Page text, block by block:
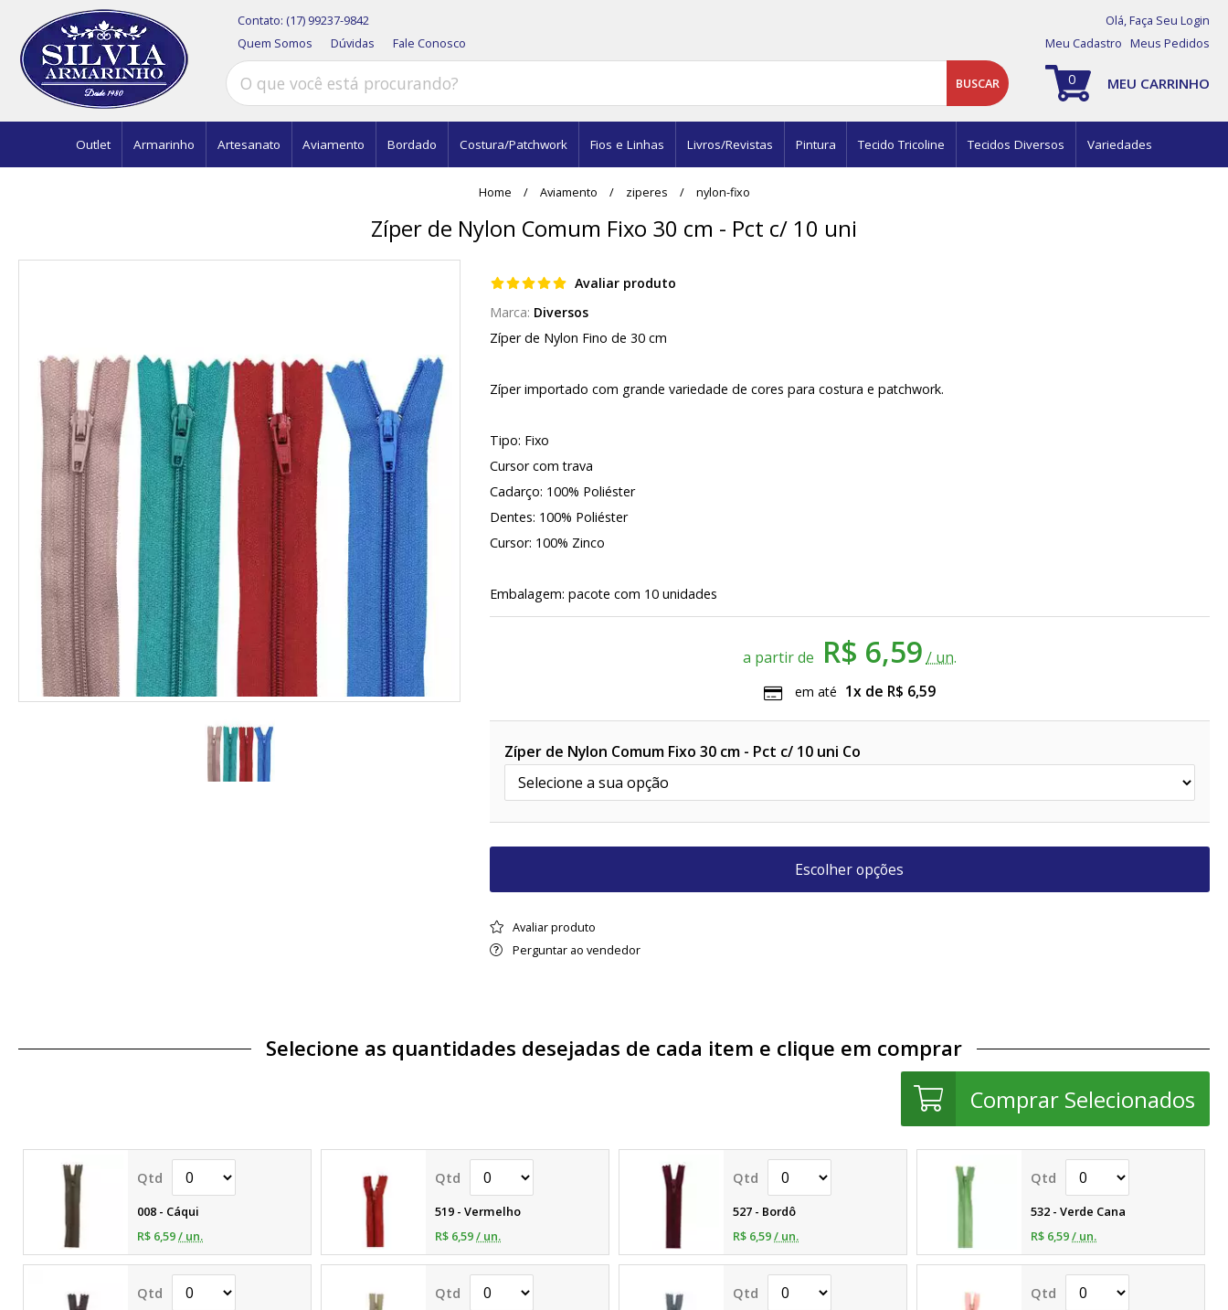
Contato: (17) 99237-9842
Quem Somos
Dúvidas Fale Conosco Meu Cadastro Meus Pedidos
Olá,Faça Seu Login
BUSCAR MEU CARRINHO
0
Outlet Armarinho Artesanato Aviamento Bordado Costura/Patchwork Fios e Linhas Livros/Revistas Pintura Tecido Tricoline Tecidos Diversos Variedades
Home Aviamento ziperes nylon-fixo
Zíper de Nylon Comum Fixo 30 cm - Pct c/ 10 uni
Avaliar produto
Diversos
Zíper de Nylon Fino de 30 cm
Zíper importado com grande variedade de cores para costura e patchwork.
Tipo: Fixo
Cursor com trava
Cadarço: 100% Poliéster
Dentes: 100% Poliéster
Cursor: 100% Zinco
Embalagem: pacote com 10 unidades
a partir de R$ 6,59 / un.
em até 1x de R$ 6,59
Zíper de Nylon Comum Fixo 30 cm - Pct c/ 10 uni Co
Escolher opções
Avaliar produto
Perguntar ao vendedor
Selecione as quantidades desejadas de cada item e clique em comprar
Comprar Selecionados
008 - Cáqui
R$ 6,59/ un.
519 - Vermelho
R$ 6,59/ un.
527 - Bordô
R$ 6,59/ un.
532 - Verde Cana
R$ 6,59/ un.